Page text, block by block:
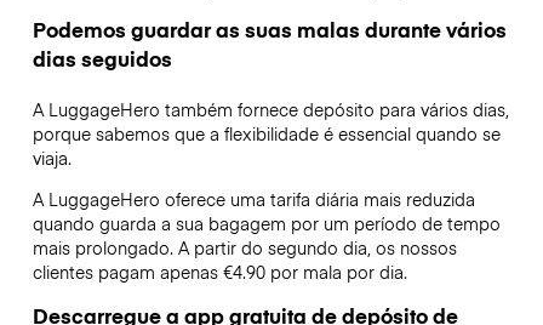
Podemos guardar as suas malas durante vários
dias seguidos
A LuggageHero também fornece depósito para vários dias,
porque sabemos que a flexibilidade é essencial quando se
viaja.
A LuggageHero oferece uma tarifa diária mais reduzida
quando guarda a sua bagagem por um período de tempo
mais prolongado. A partir do segundo dia, os nossos
clientes pagam apenas €4.90 por mala por dia.
Descarregue a app gratuita de depósito de